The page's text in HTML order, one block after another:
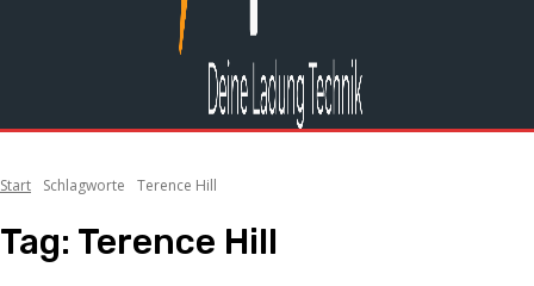
Start Schlagworte Terence Hill
Tag: Terence Hill